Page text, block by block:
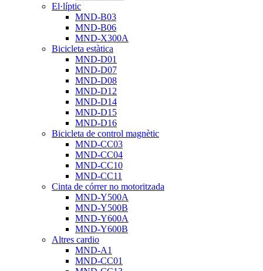
El·líptic
MND-B03
MND-B06
MND-X300A
Bicicleta estàtica
MND-D01
MND-D07
MND-D08
MND-D12
MND-D14
MND-D15
MND-D16
Bicicleta de control magnètic
MND-CC03
MND-CC04
MND-CC10
MND-CC11
Cinta de córrer no motoritzada
MND-Y500A
MND-Y500B
MND-Y600A
MND-Y600B
Altres cardio
MND-A1
MND-CC01